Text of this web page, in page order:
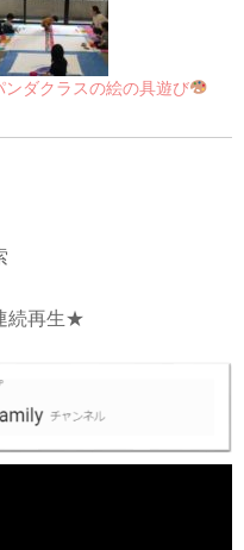
ンダクラスの絵の具遊び
続再生★